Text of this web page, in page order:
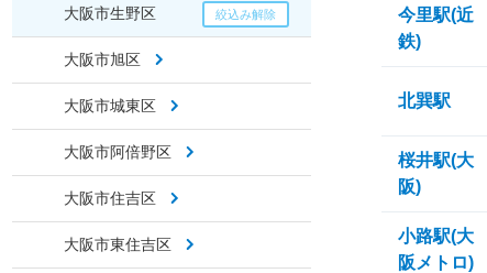
大阪市生野区
大阪市旭区
大阪市城東区
大阪市阿倍野区
大阪市住吉区
大阪市東住吉区
今里駅(近
鉄)
北巽駅
桜井駅(大
阪)
小路駅(大
阪メトロ)